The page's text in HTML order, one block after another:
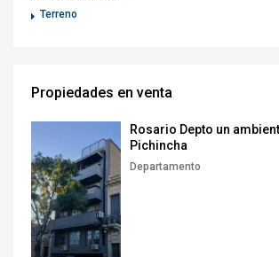
Terreno
Propiedades en venta
Rosario Depto un
Pichincha
Departamento